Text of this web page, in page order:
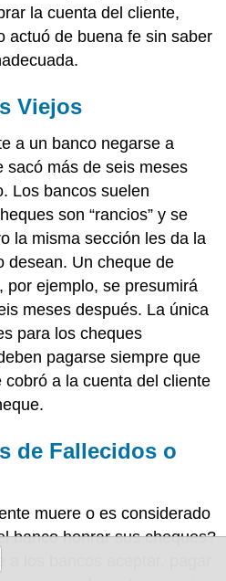
la cuenta del cliente,
actuó de buena fe sin saber
Viejos
a un banco negarse a
sacó más de seis meses
Los bancos suelen
son “rancios” y se
la misma sección les da la
desean. Un cheque de
por ejemplo, se presumirá
meses después. La única
para los cheques
pagarse siempre que
a la cuenta del cliente
de Fallecidos o
muere o es considerado
banco honrar sus cheques?
a los bancos aceptar, pagar